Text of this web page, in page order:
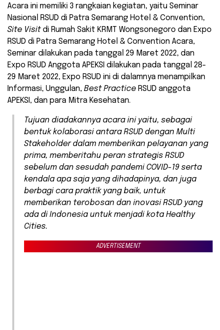
Acara ini memiliki 3 rangkaian kegiatan, yaitu Seminar
Nasional RSUD di Patra Semarang Hotel & Convention,
Site Visitdi Rumah Sakit KRMT Wongsonegoro dan Expo
RSUD di Patra Semarang Hotel & Convention Acara,
Seminar dilakukan pada tanggal 29 Maret 2022, dan
Expo RSUD Anggota APEKSI dilakukan pada tanggal 28-
29 Maret 2022, Expo RSUD ini di dalamnya menampilkan
Informasi, Unggulan, Best Practice RSUD anggota
APEKSI, dan para Mitra Kesehatan.
Tujuan diadakannya acara ini yaitu, sebagai
bentuk kolaborasi antara RSUD dengan Multi
Stakeholderdalam memberikan pelayanan yang
prima, memberitahu peran strategis RSUD
sebelum dan sesudah pandemi COVID-19 serta
kendala apa saja yang dihadapinya, dan juga
berbagi cara praktik yang baik, untuk
memberikan terobosan dan inovasi RSUD yang
ada di Indonesia untuk menjadi kota Healthy
Cities.
ADVERTISEMENT